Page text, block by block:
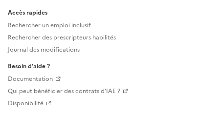
Accès rapides
Rechercher un emploi inclusif
Rechercher des prescripteurs habilités
Journal des modifications
Besoin d'aide ?
Documentation
Qui peut bénéficier des contrats d'IAE ?
Disponibilité